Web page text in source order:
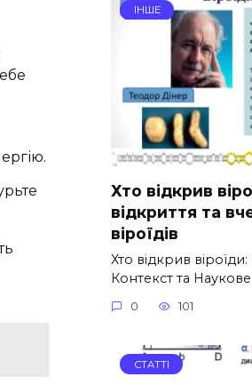
ІНШЕ
Хто відкрив
відкриття та
віроїдів
Хто відкрив
Контекст та Наукове
0 101
СТАТТІ